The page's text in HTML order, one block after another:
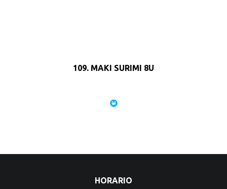
109. MAKI SURIMI 8U
HORARIO